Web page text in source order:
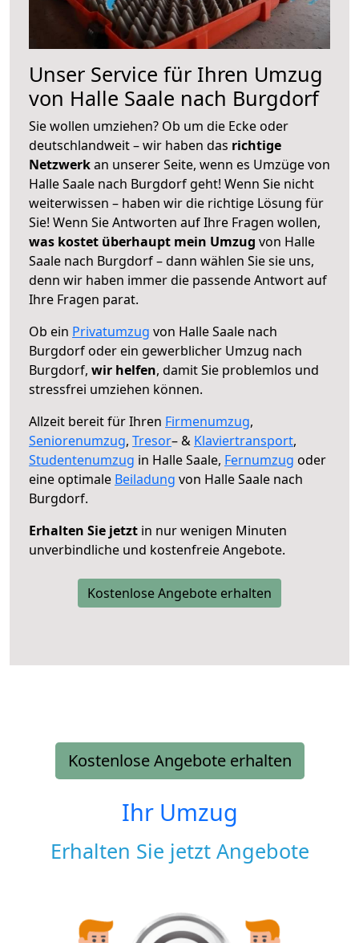
Unser Service für Ihren Umzug
von Halle Saale nach Burgdorf
Sie wollen umziehen? Ob um die Ecke oder
deutschlandweit – wir haben das richtige
Netzwerkan unserer Seite, wenn es Umzüge von
Halle Saale nach Burgdorf geht! Wenn Sie nicht
weiterwissen – haben wir die richtige Lösung für
Sie! Wenn Sie Antworten auf Ihre Fragen wollen,
was kostet überhaupt mein Umzug von Halle
Saale nach Burgdorf – dann wählen Sie sie uns,
denn wir haben immer die passende Antwort auf
Ihre Fragen parat.
Ob ein Privatumzug von Halle Saale nach
Burgdorf oder ein gewerblicher Umzug nach
Burgdorf, wir helfen, damit Sie problemlos und
stressfrei umziehen können.
Allzeit bereit für Ihren Firmenumzug,
Seniorenumzug, Tresor– & Klaviertransport,
Studentenumzug in Halle Saale, Fernumzug oder
eine optimale Beiladung von Halle Saale nach
Burgdorf.
Erhalten Sie jetzt in nur wenigen Minuten
unverbindliche und kostenfreie Angebote.
Kostenlose Angebote erhalten
Kostenlose Angebote erhalten
Ihr Umzug
Erhalten Sie jetzt Angebote